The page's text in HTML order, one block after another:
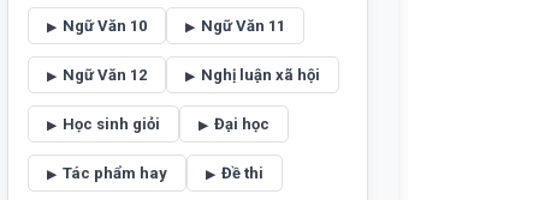
Ngữ Văn 10 Ngữ Văn 11
Ngữ Văn 12 Nghị luận xã hội
Học sinh giỏi Đại học
Tác phẩm hay Đề thi